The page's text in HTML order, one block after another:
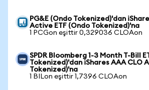
PG&E (Ondo Tokenized)'dan
Active ETF (Ondo Tokenized)'na
1 PCGon eşittir 0,329036 CLOAon
SPDR Bloomberg 1-3 Month T-Bill
Tokenized)'dan iShares AAA CLO
Tokenized)'na
1 BILon eşittir 1,7396 CLOAon